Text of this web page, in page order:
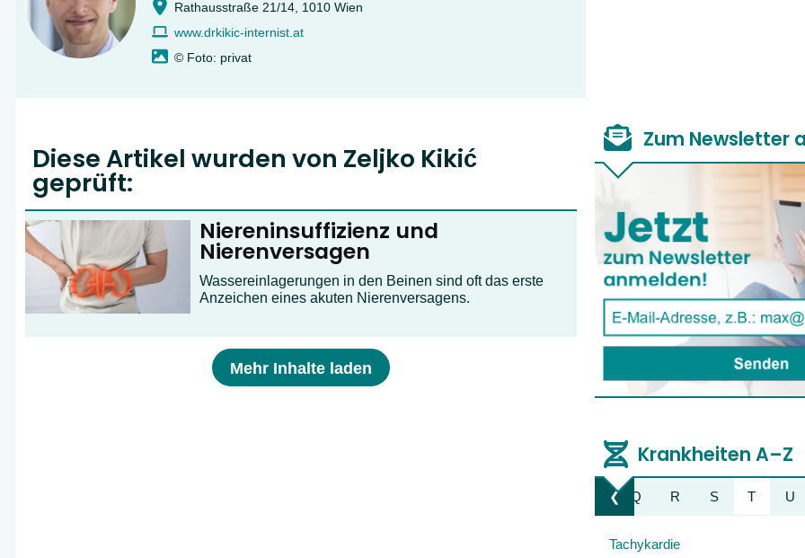
Rathausstraße 21/14, 1010 Wien
www.drkikic-internist.at
© Foto: privat
Diese Artikel wurden von Zeljko Kikić
geprüft:
Niereninsuffizienz und
Nierenversagen
Wassereinlagerungen in den Beinen sind oft das erste
Anzeichen eines akuten Nierenversagens.
Mehr Inhalte laden
Zum Newsletter
Krankheiten A–Z
❮Liste nach links bewegen
Q R S T U
Tachykardie